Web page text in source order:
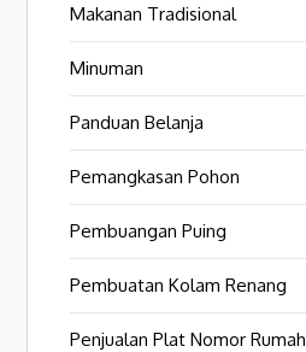
Makanan Tradisional
Minuman
Panduan Belanja
Pemangkasan Pohon
Pembuangan Puing
Pembuatan Kolam Renang
Penjualan Plat Nomor Rumah